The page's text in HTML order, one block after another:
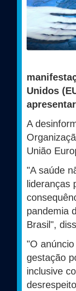
Unidos
A
União
"A saúde
lideranças
pandemia
Brasil",
"O
gestação
inclusive